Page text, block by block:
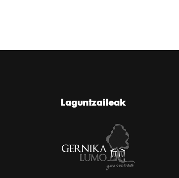
Laguntzaileak